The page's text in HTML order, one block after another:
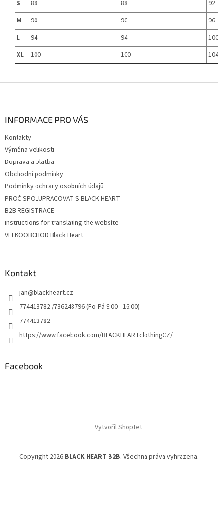
S 88 88
92
M
90 90
96
L
94 94
100
XL
100 100 104
INFORMACE PRO VÁS
Kontakty
Výměna velikosti
Doprava a platba
Obchodní podmínky
Podmínky ochrany osobních údajů
PROČ SPOLUPRACOVAT S BLACK HEART
B2B REGISTRACE
Instructions for translating the website
VELKOOBCHOD Black Heart
Kontakt
jan@blackheart.cz
774413782 /736248796 (Po-Pá 9:00 - 16:00)
774413782
https://www.facebook.com/BLACKHEARTclothingCZ/
Facebook
Vytvořil Shoptet
Copyright 2026 BLACK HEART B2B. Všechna práva vyhrazena.